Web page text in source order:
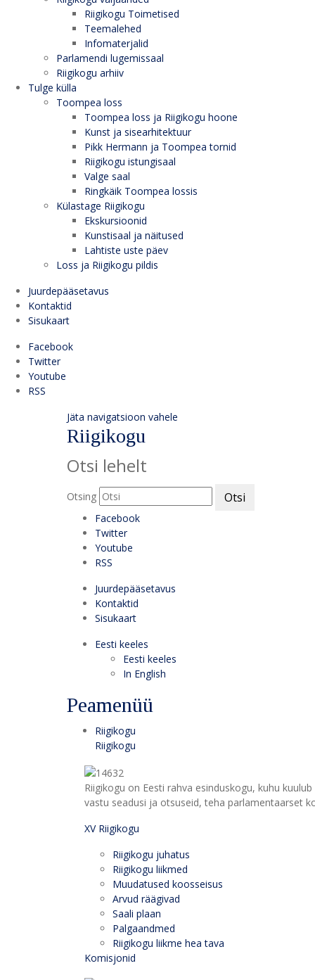
Riigikogu Toimetised
Teemalehed
Infomaterjalid
Parlamendi lugemissaal
Riigikogu arhiiv
Tulge külla
Toompea loss
Toompea loss ja Riigikogu hoone
Kunst ja sisearhitektuur
Pikk Hermann ja Toompea tornid
Riigikogu istungisaal
Valge saal
Ringkäik Toompea lossis
Külastage Riigikogu
Ekskursioonid
Kunstisaal ja näitused
Lahtiste uste päev
Loss ja Riigikogu pildis
Juurdepääsetavus
Kontaktid
Sisukaart
Facebook
Twitter
Youtube
RSS
Jäta navigatsioon vahele
Riigikogu
Otsi lehelt
Otsing Otsi
Facebook
Twitter
Youtube
RSS
Juurdepääsetavus
Kontaktid
Sisukaart
Eesti keeles
Eesti keeles
In English
Peamenüü
Riigikogu
Riigikogu
Riigikogu on Eesti rahva esinduskogu, kuhu
vastu seadusi ja otsuseid, teha parlamentaarset
XV Riigikogu
Riigikogu juhatus
Riigikogu liikmed
Muudatused koosseisus
Arvud räägivad
Saali plaan
Palgaandmed
Riigikogu liikme hea tava
Komisjonid